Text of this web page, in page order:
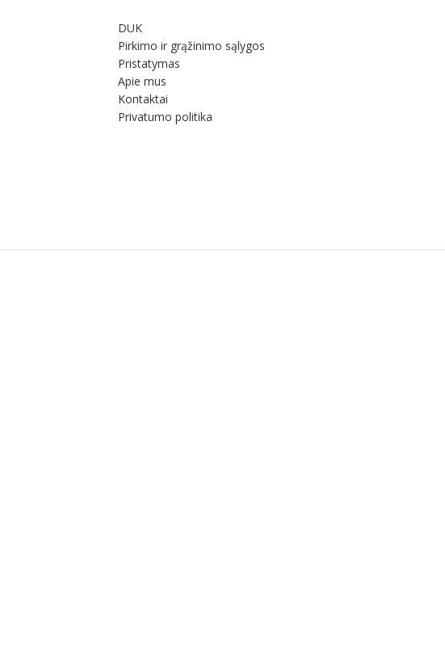
DUK
Pirkimo ir grąžinimo sąlygos
Pristatymas
Apie mus
Kontaktai
Privatumo politika